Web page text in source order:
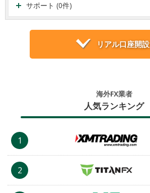
サポート (0件)
リアル口座開設
海外FX業者
人気ランキング
1
2